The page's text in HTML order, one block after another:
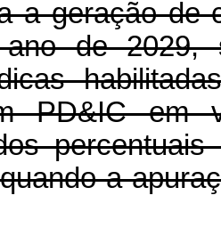
a geração de
de 2029,
PD&IC em
a